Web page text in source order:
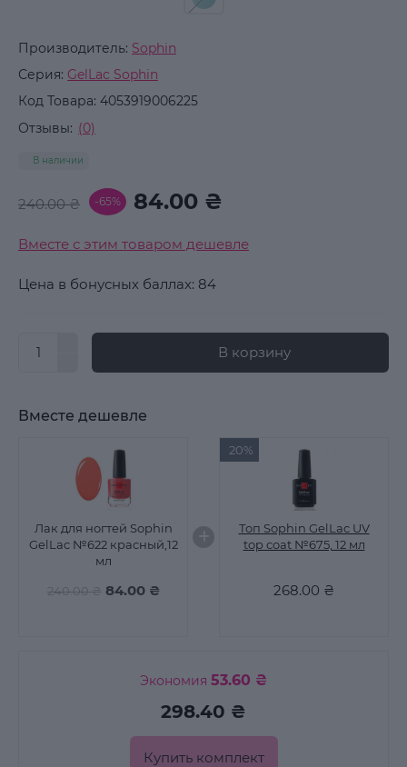
Производитель: Sophin
Серия: GelLac Sophin
Код Товара: 4053919006225
Отзывы: (0)
В наличии
240.00 ₴ -65% 84.00 ₴
Вместе с этим товаром дешевле
Цена в бонусных баллах: 84
В корзину
Вместе дешевле
Лак для ногтей Sophin
GelLac №622 краcный,12
мл
240.00 ₴ 84.00 ₴
20%
Топ Sophin GelLac UV
top coat №675, 12 мл
268.00 ₴
Экономия 53.60 ₴
298.40 ₴
Купить комплект